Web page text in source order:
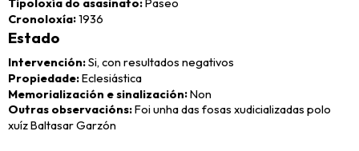
Tipoloxía do asasinato Paseo
Cronoloxía 1936
Estado
Intervención Si, con resultados negativos
Propiedade Eclesiástica
Memorialización e sinalización Non
Outras observacións Foi unha das fosas xudicializadas polo
xuíz Baltasar Garzón